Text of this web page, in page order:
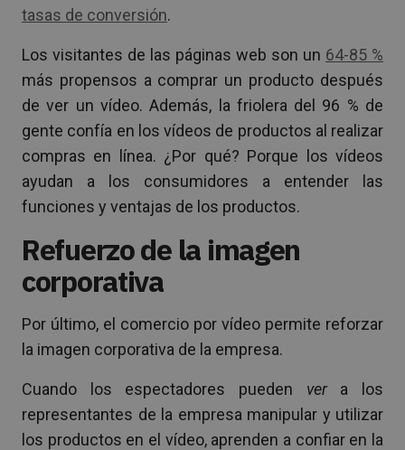
tasas de conversión.
Los visitantes de las páginas web son un 64-85 %
más propensos a comprar un producto después
de ver un vídeo. Además, la friolera del 96 % de
gente confía en los vídeos de productos al realizar
compras en línea. ¿Por qué? Porque los vídeos
ayudan a los consumidores a entender las
funciones y ventajas de los productos.
Refuerzo de la imagen
corporativa
Por último, el comercio por vídeo permite reforzar
la imagen corporativa de la empresa.
Cuando los espectadores pueden vera los
representantes de la empresa manipular y utilizar
los productos en el vídeo, aprenden a confiar en la